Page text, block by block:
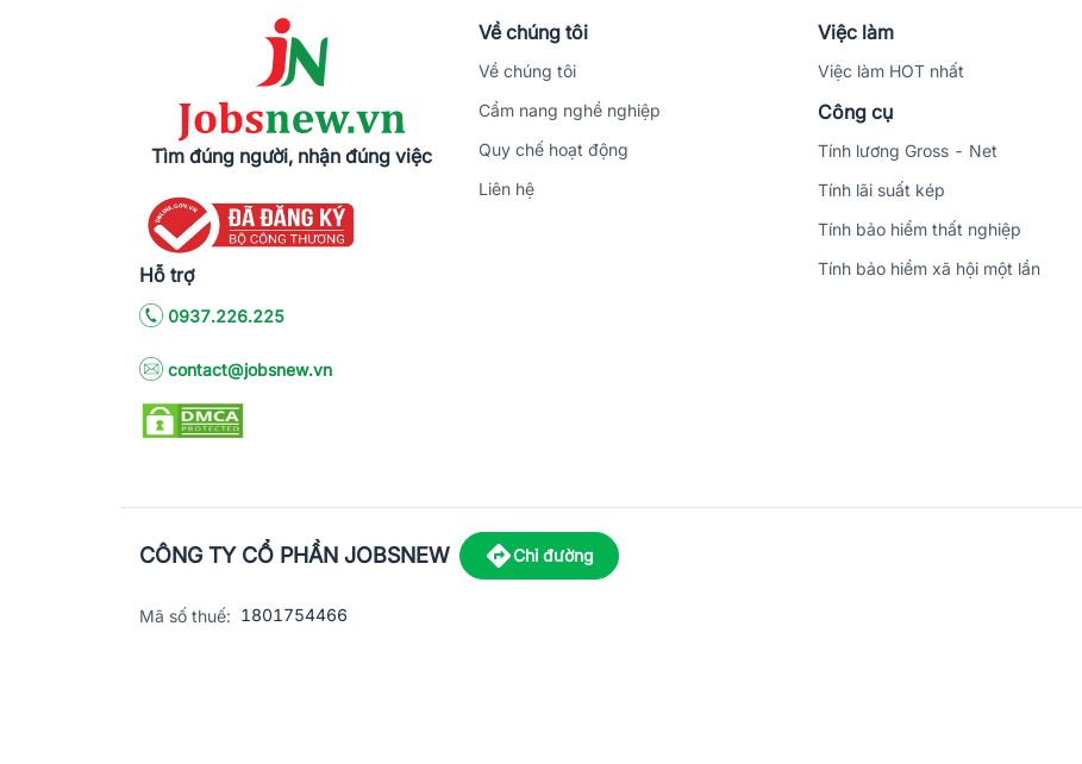
Tìm đúng người, nhận đúng việc
Hỗ trợ
0937.226.225
contact@jobsnew.vn
Về chúng tôi
Về chúng tôi
Cẩm nang nghề nghiệp
Quy chế hoạt động
Liên hệ
Việc làm
Việc làm HOT nhất
Công cụ
Tính lương Gross - Net
Tính lãi suất kép
Tính bảo hiểm thất nghiệp
Tính bảo hiểm xã hội một lần
CÔNG TY CỔ PHẦN JOBSNEW Chỉ đường
Mã số thuế: 1801754466